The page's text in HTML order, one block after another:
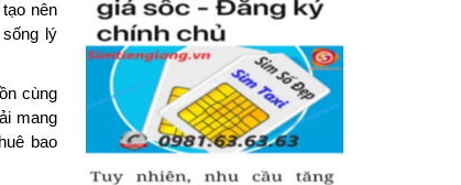
nên
lý
cùng
mang
bao